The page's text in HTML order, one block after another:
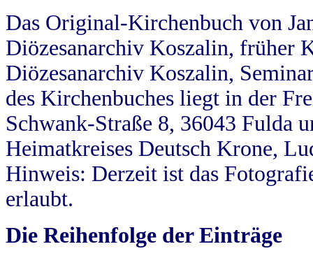
Das Original-Kirchenbuch von
Diözesanarchiv Koszalin, früher
Diözesanarchiv Koszalin,
des Kirchenbuches liegt in der
Schwank-Straße 8, 36043 Fulda
Heimatkreises Deutsch Krone,
Hinweis: Derzeit ist das
erlaubt.
Die Reihenfolge der Einträge